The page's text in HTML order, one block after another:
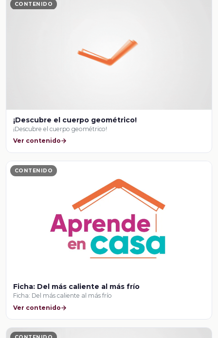
CONTENIDO
¡Descubre el cuerpo geométrico!
¡Descubre el cuerpo geométrico!
Ver contenido
CONTENIDO
Ficha: Del más caliente al más frío
Ficha: Del más caliente al más frío
Ver contenido